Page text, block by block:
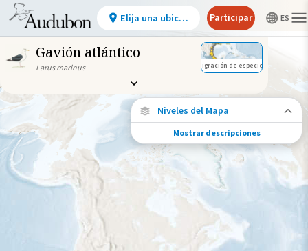
Gavión atlántico
Larus marinus Migración de especies
Niveles del Mapa
Conexiones de especies
Elija cualquier ubicación en el mapa para
ver dónde más se han vuelto a encontrar
aves marcadas de esta especie.
Ubicaciones con disponibilidad
Ubicaciones conectadas
Mostrar descripciones
Elija una ubicación Participar